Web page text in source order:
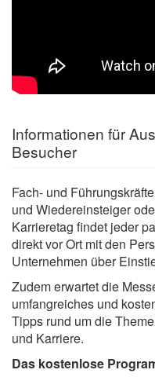
Informationen für
Besucher
Fach- und
und Wiedereinsteiger
Karrieretag findet jeder
direkt vor Ort mit den
Unternehmen über
Zudem erwartet die
umfangreiches und
Tipps rund um die
und Karriere.
Das kostenlose